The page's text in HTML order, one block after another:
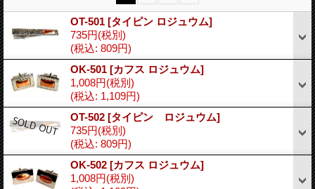
OT-501 [タイピン ロジュウム]
735円(税別)
(税込: 809円)
OK-501 [カフス ロジュウム]
1,008円(税別)
(税込: 1,109円)
OT-502 [タイピン ロジュウム]
735円(税別)
(税込: 809円)
OK-502 [カフス ロジュウム]
1,008円(税別)